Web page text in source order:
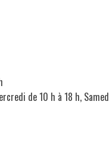
de 10 h à 18 h,